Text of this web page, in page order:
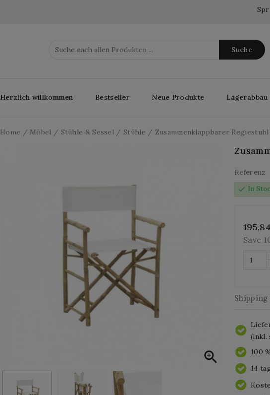
Suche
Herzlich willkommen Bestseller Neue Produkte Lagerabbau
Home Möbel Stühle & Sessel Stühle Zusammenklappbarer Regiestuhl

Referenz
check In
Save
Shipping
(inkl.
100
14